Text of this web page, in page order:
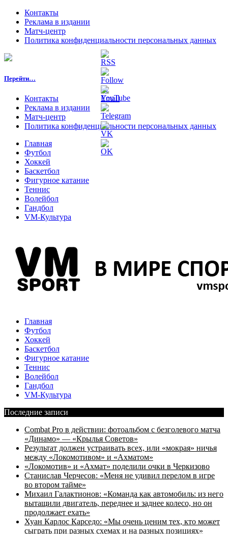
Контакты
Реклама в издании
Матч-центр
Политика конфиденциальности персональных данных
Перейти…
Контакты
Реклама в издании
Матч-центр
Политика конфиденциальности персональных данных
Главная
Футбол
Хоккей
Баскетбол
Фигурное катание
Теннис
Волейбол
Гандбол
VM-Культура
Главная
Футбол
Хоккей
Баскетбол
Фигурное катание
Теннис
Волейбол
Гандбол
VM-Культура
Последние записи
Combat Pro в действии: фотоальбом с безголевого матча
«Динамо» — «Крылья Советов»
Результат должен устраивать всех, или «мокрая» ничья
между «Локомотивом» и «Ахматом»
«Локомотив» и «Ахмат» поделили очки в Черкизово
Станислав Черчесов: «Меня не удивил перелом в игре
во втором тайме»
Михаил Галактионов: «Команда как автомобиль: из него
вытащили двигатель, переднее и заднее колесо, но он
продолжает ехать»
Хуан Карлос Карседо: «Мы очень ценим тех, кто может
сыграть при разных схемах и на разных позициях»